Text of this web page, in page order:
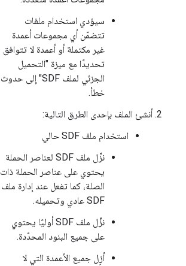
سيؤدي استخدام ملفات
تتضمّن أي مجموعات أعمدة
غير مكتملة أو أعمدة لا تتوافق
تحديدًا مع ميزة "التحميل
الجزئي لملف SDF" إلى حدوث
خطأ.
أنشئ الملف بإحدى الطرق التالية:
استخدام ملف SDF حالي
نزِّل ملف SDF لعناصر الحملة
يحتوي على عناصر الحملة ذات
الصلة، كما تفعل عند إدارة ملف
SDF عادي وتحميله.
نزِّل ملف SDF أوليًا يحتوي
على جميع البنود المحدّدة.
أزِل جميع الأعمدة التي لا